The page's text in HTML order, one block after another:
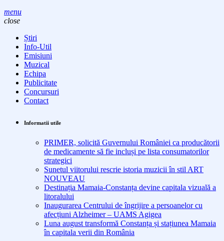
menu
close
Știri
Info-Util
Emisiuni
Muzical
Echipa
Publicitate
Concursuri
Contact
Informatii utile
PRIMER, solicită Guvernului României ca producătorii
de medicamente să fie incluși pe lista consumatorilor
strategici
Sunetul viitorului rescrie istoria muzicii în stil ART
NOUVEAU
Destinația Mamaia-Constanța devine capitala vizuală a
litoralului
Inaugurarea Centrului de îngrijire a persoanelor cu
afecțiuni Alzheimer – UAMS Agigea
Luna august transformă Constanța și stațiunea Mamaia
în capitala verii din România